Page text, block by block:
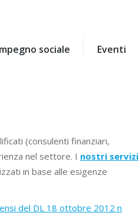
sociale Eventi
(consulenti finanziari,
nel settore. I nostri servizi
in base alle esigenze
del DL 18 ottobre 2012 n
sociale Eventi